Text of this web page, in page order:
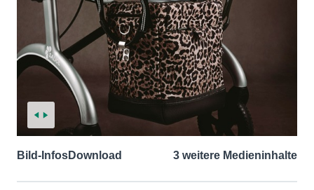
Bild-InfosDownload 3 weitere Medieninhalte